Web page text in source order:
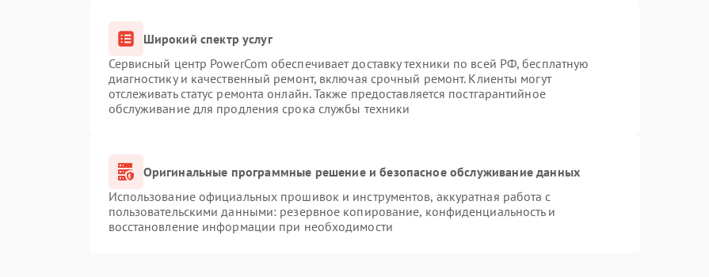
Широкий спектр услуг
Сервисный центр PowerCom обеспечивает доставку техники по всей РФ, бесплатную
диагностику и качественный ремонт, включая срочный ремонт. Клиенты могут
отслеживать статус ремонта онлайн. Также предоставляется постгарантийное
обслуживание для продления срока службы техники
Оригинальные программные решение и безопасное обслуживание данных
Использование официальных прошивок и инструментов, аккуратная работа с
пользовательскими данными: резервное копирование, конфиденциальность и
восстановление информации при необходимости